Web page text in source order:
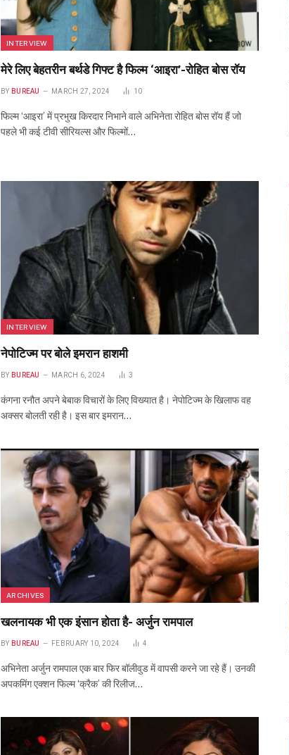
INTERVIEW
मेरे लिए बेहतरीन बर्थडे गिफ्ट है फिल्म ‘आइरा’-रोहित बोस रॉय
BY BUREAU MARCH 27, 2024 10
फिल्म ‘आइरा’ में प्रभुख किरदार निभाने वाले अभिनेता रोहित बोस रॉय हैं जो
पहले भी कई टीवी सीरियल्स और फिल्मों…
INTERVIEW
नेपोटिज्म पर बोले इमरान हाशमी
BY BUREAU MARCH 6, 2024 3
कंगना रनौत अपने बेबाक विचारों के लिए विख्यात है। नेपोटिज्म के खिलाफ वह
अक्सर बोलती रही है। इस बार इमरान…
ARCHIVES
खलनायक भी एक इंसान होता है- अर्जुन रामपाल
BY BUREAU FEBRUARY 10, 2024 4
अभिनेता अर्जुन रामपाल एक बार फिर बॉलीवुड में वापसी करने जा रहे हैं। उनकी
अपकमिंग एक्शन फिल्म ‘क्रैक’ की रिलीज…